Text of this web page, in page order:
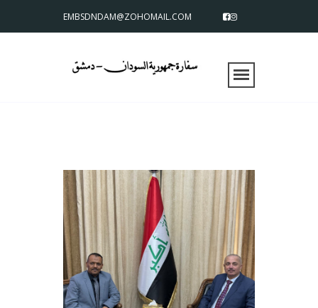
EMBSDNDAM@ZOHOMAIL.COM